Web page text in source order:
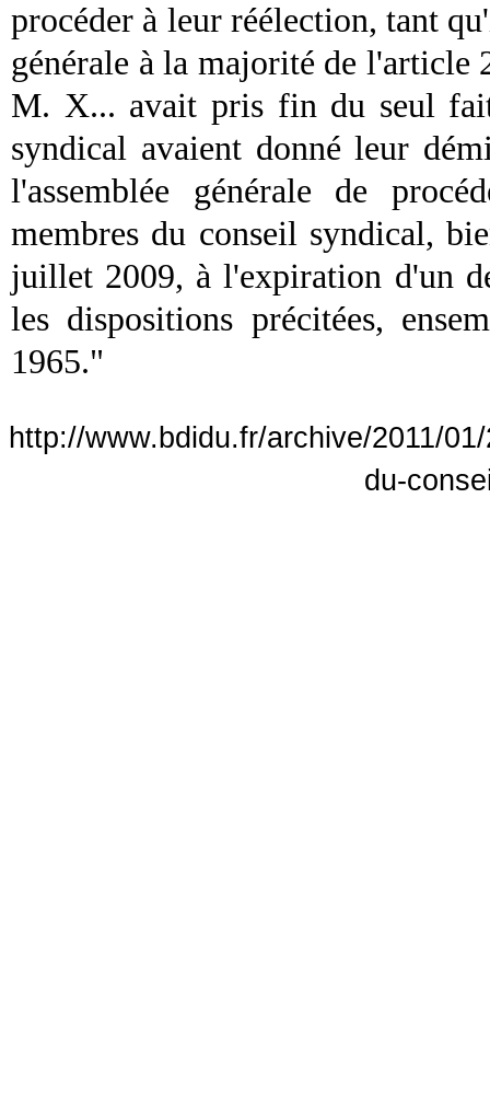
procéder à leur réélection, tant
générale à la majorité de l'article
M. X... avait pris fin du seul
syndical avaient donné leur
l'assemblée générale de
membres du conseil syndical,
juillet 2009, à l'expiration d'un
les dispositions précitées,
1965."
http://www.bdidu.fr/archive/2011/
du-